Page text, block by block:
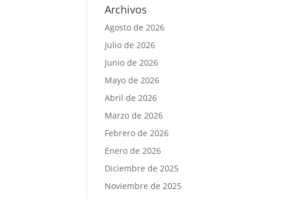
Archivos
Agosto de 2026
Julio de 2026
Junio de 2026
Mayo de 2026
Abril de 2026
Marzo de 2026
Febrero de 2026
Enero de 2026
Diciembre de 2025
Noviembre de 2025